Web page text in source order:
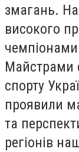
змагань.
високого
Майстрами
спорту
проявили
та
регіонів